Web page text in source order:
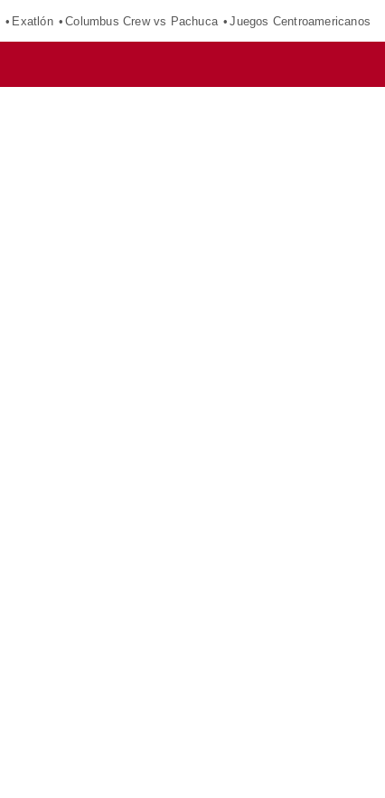
Exatlón Columbus Crew vs Pachuca Juegos Centroamericanos